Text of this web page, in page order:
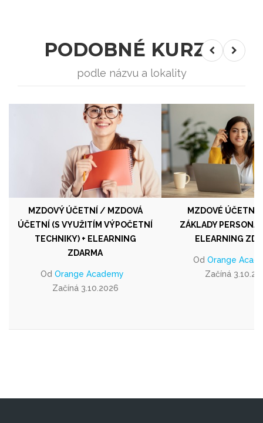
PODOBNÉ KURZY
podle názvu a lokality
MZDOVÝ ÚČETNÍ / MZDOVÁ
ÚČETNÍ (S VYUŽITÍM VÝPOČETNÍ
TECHNIKY) + ELEARNING
ZDARMA
Od Orange Academy
Začíná 3.10.2026
MZDOVÉ
ZÁKLADY
ELEARNING
Od Orange
Začíná